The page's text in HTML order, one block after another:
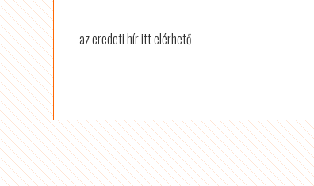
az eredeti hír itt elérhető